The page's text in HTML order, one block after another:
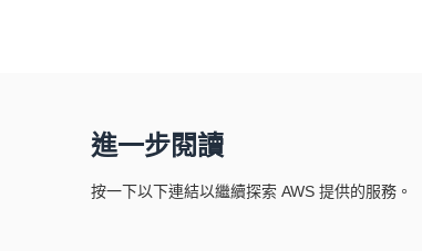
進一步閱讀
按一下以下連結以繼續探索 AWS 提供的服務。